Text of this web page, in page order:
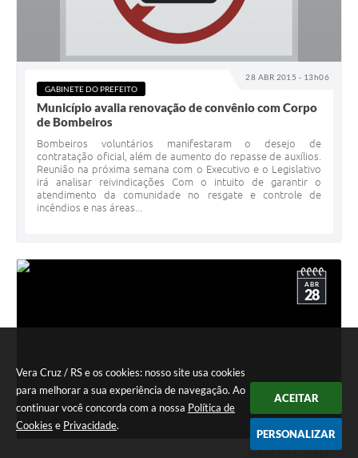
Vera Cruz / RS e os cookies: nosso site usa cookies
para melhorar a sua experiência de navegação. Ao
continuar você concorda com a nossa Política de
Cookies e Privacidade.
ACEITAR
PERSONALIZAR
28 ABR 2015 - 13h06
GABINETE DO PREFEITO
Município avalia renovação de convênio com Corpo
de Bombeiros
Bombeiros voluntários manifestaram o desejo de
contratação oficial, além de aumento do repasse de auxílios.
Reunião na próxima semana com o Executivo e o Legislativo
irá analisar reivindicações Com o intuito de garantir o
atendimento da comunidade no resgate e controle de
incêndios e nas áreas...
ABR
28